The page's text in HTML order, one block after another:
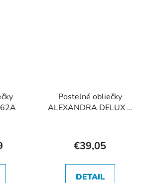
Posteľné obliečky
ALEXANDRA DELUX +
€39,05
DETAIL